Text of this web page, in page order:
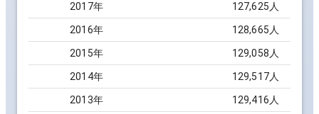
2017年 127,625 人
2016年 128,665 人
2015年 129,058 人
2014年 129,517人
2013年 129,416 人